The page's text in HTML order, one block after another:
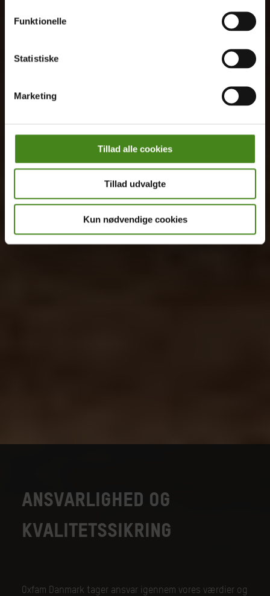
Funktionelle
Statistiske
Marketing
Tillad alle cookies
Tillad udvalgte
Kun nødvendige cookies
ANSVARLIGHED OG
KVALITETSSIKRING
Oxfam Danmark tager ansvar igennem vores værdier og